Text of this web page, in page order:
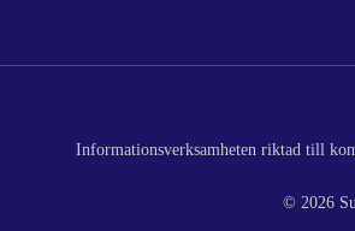
Informationsverksamheten riktad till
© 2026